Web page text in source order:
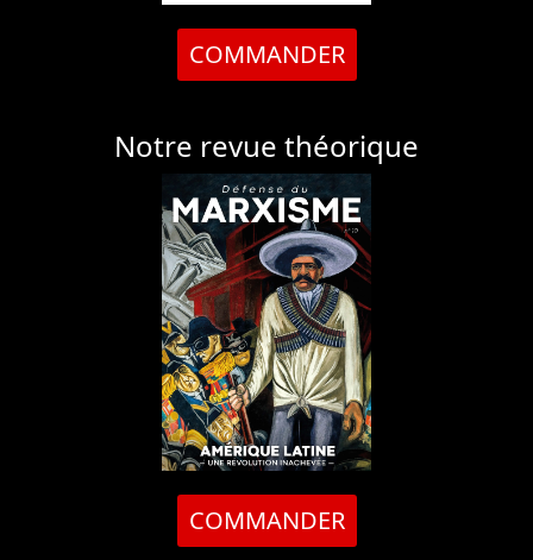
COMMANDER
Notre revue théorique
COMMANDER